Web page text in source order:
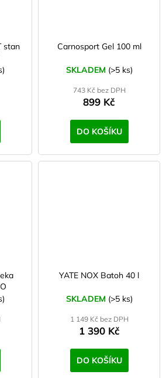
stan
Carnosport Gel 100 ml
SKLADEM (>5 ks)
743 Kč bez DPH
899 Kč
DO KOŠÍKU
YATE NOX Batoh 40 l
SKLADEM (>5 ks)
1 149 Kč bez DPH
1 390 Kč
DO KOŠÍKU